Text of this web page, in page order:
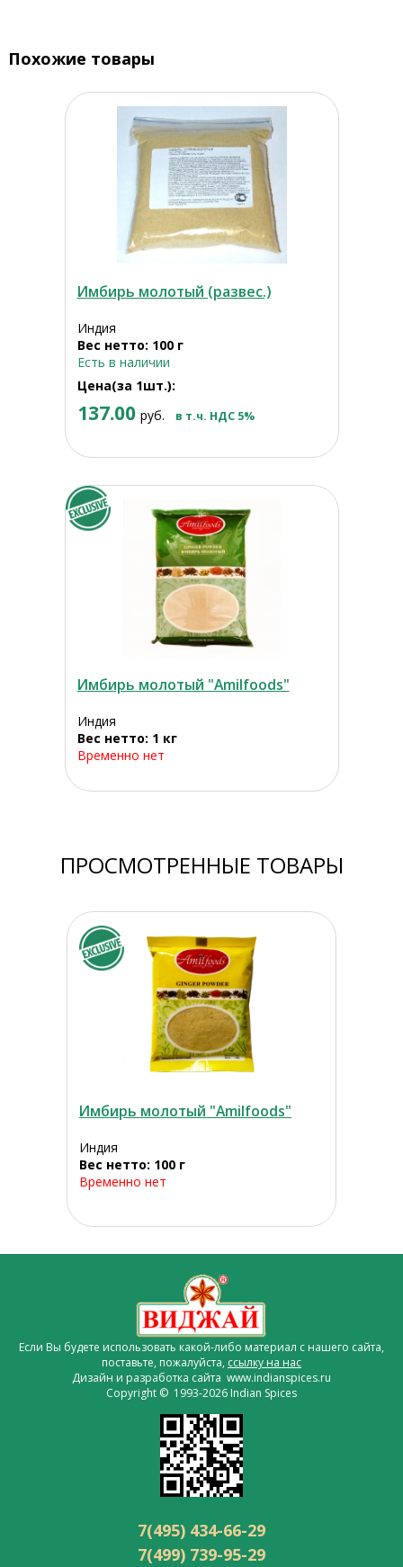
Похожие товары
Имбирь молотый (развес.)
Индия
Вес нетто: 100 г
Есть в наличии
Цена(за 1шт.):
137.00 руб. в т.ч. НДС 5%
Имбирь молотый "Amilfoods"
Индия
Вес нетто: 1 кг
Временно нет
ПРОСМОТРЕННЫЕ ТОВАРЫ
Имбирь молотый "Amilfoods"
Индия
Вес нетто: 100 г
Временно нет
Если Вы будете использовать какой-либо материал с нашего сайта,
поставьте, пожалуйста, ссылку на нас
Дизайн и разработка сайта www.indianspices.ru
Copyright © 1993-2026 Indian Spices
7(495) 434-66-29
7(499) 739-95-29